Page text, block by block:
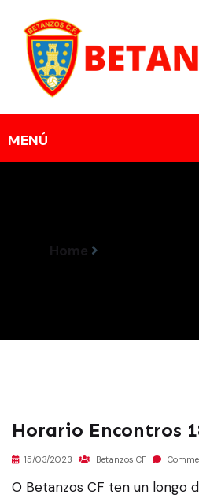
Home
Horario Encontros
15/03/2023 Betanzos CF
O Betanzos CF ten un longo